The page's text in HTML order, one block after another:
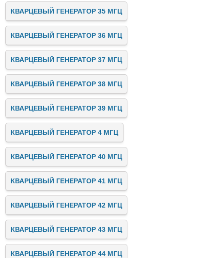
КВАРЦЕВЫЙ ГЕНЕРАТОР 35 МГЦ
КВАРЦЕВЫЙ ГЕНЕРАТОР 36 МГЦ
КВАРЦЕВЫЙ ГЕНЕРАТОР 37 МГЦ
КВАРЦЕВЫЙ ГЕНЕРАТОР 38 МГЦ
КВАРЦЕВЫЙ ГЕНЕРАТОР 39 МГЦ
КВАРЦЕВЫЙ ГЕНЕРАТОР 4 МГЦ
КВАРЦЕВЫЙ ГЕНЕРАТОР 40 МГЦ
КВАРЦЕВЫЙ ГЕНЕРАТОР 41 МГЦ
КВАРЦЕВЫЙ ГЕНЕРАТОР 42 МГЦ
КВАРЦЕВЫЙ ГЕНЕРАТОР 43 МГЦ
КВАРЦЕВЫЙ ГЕНЕРАТОР 44 МГЦ